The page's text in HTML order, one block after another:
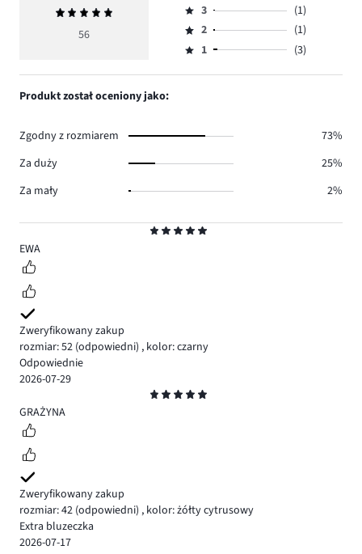
5
EWA
Zweryfikowany zakup
rozmiar: 52 (odpowiedni) , kolor: czarny
Odpowiednie
2026-07-29
5
GRAŻYNA
Zweryfikowany zakup
rozmiar: 42 (odpowiedni) , kolor: żółty cytrusowy
Extra bluzeczka
2026-07-17
Średnia
ocena
56
ilość
głosów
45.
4,
ilość
głosów
Ocena
3,
ilość
3
(1)
Ocena
2,
2
(1)
Ocena
1,
1 (3)
Produkt został oceniony jako:
Zgodny z rozmiarem
73%
Za duży
25%
Za mały
2%